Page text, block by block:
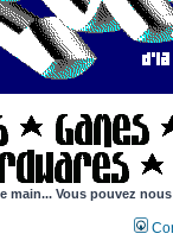
main... Vous pouvez